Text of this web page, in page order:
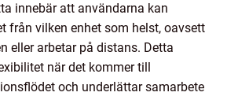
innebär att användarna kan
från vilken enhet som helst, oavsett
eller arbetar på distans. Detta
när det kommer till
och underlättar samarbete